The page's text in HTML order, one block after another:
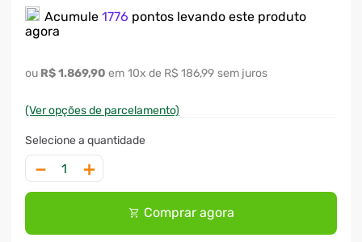
Acumule 1776 pontos levando este produto
agora
R$1.869,90 10x R$ 186,99 sem juros
(Ver opções de parcelamento)
＋
－
Comprar agora
7º
10º climatizador